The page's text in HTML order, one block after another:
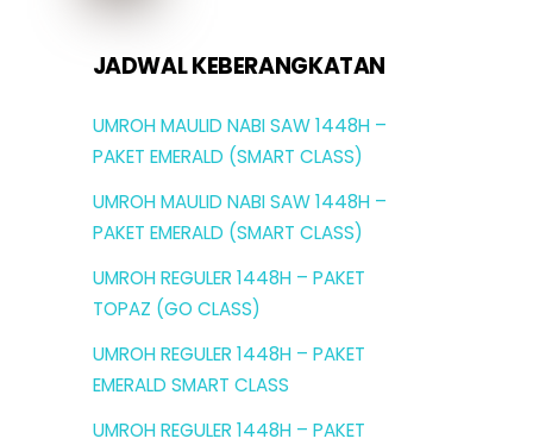
JADWAL KEBERANGKATAN
UMROH MAULID NABI SAW 1448H –
PAKET EMERALD (SMART CLASS)
UMROH MAULID NABI SAW 1448H –
PAKET EMERALD (SMART CLASS)
UMROH REGULER 1448H – PAKET
TOPAZ (GO CLASS)
UMROH REGULER 1448H – PAKET
EMERALD SMART CLASS
UMROH REGULER 1448H – PAKET